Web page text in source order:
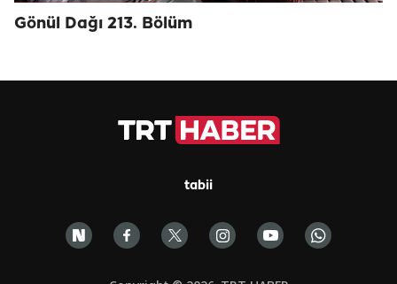
Gönül Dağı 213. Bölüm
tabii